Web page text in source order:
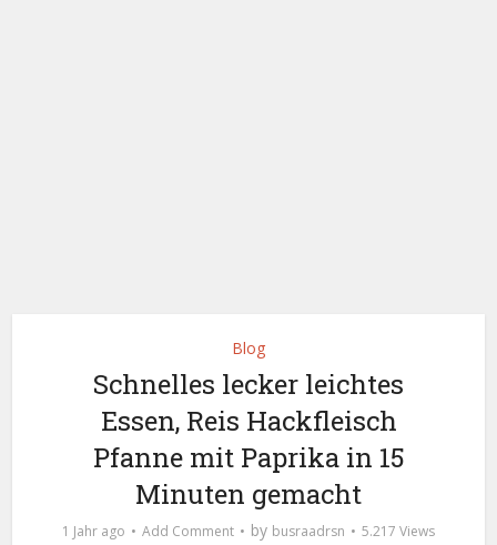
Blog
Schnelles lecker leichtes
Essen, Reis Hackfleisch
Pfanne mit Paprika in 15
Minuten gemacht
1 Jahr ago Add Comment by busraadrsn 5.217 Views